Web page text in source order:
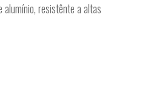
alumínio, resistênte a altas